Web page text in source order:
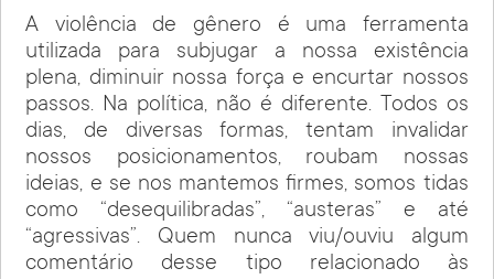
A violência de gênero é uma ferramenta
utilizada para subjugar a nossa existência
plena, diminuir nossa força e encurtar nossos
passos. Na política, não é diferente. Todos os
dias, de diversas formas, tentam invalidar
nossos posicionamentos, roubam nossas
ideias, e se nos mantemos firmes, somos tidas
como “desequilibradas”, “austeras” e até
“agressivas”. Quem nunca viu/ouviu algum
comentário desse tipo relacionado às